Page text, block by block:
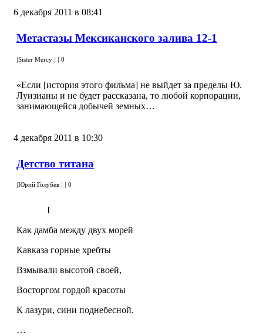
6 декабря 2011 в 08:41
Метастазы Мексиканского залива 12-1
|Sister Mercy | | 0
«Если [история этого фильма] не выйдет за пределы Ю.
Луизианы и не будет рассказана, то любой корпорации,
занимающейся добычей земных…
4 декабря 2011 в 10:30
Детство титана
Юрий Голубев 0
I
Как дамба между двух морей
Кавказа горные хребты
Взмывали высотой своей,
Восторгом гордой красоты
К лазури, сини поднебесной.
…